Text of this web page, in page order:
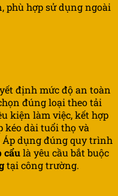
phù hợp sử dụng ngoài
định mức độ an toàn
đúng loại theo tải
kiện làm việc, kết hợp
kéo dài tuổi thọ và
dụng đúng quy trình
cẩulà yêu cầu bắt buộc
tại công trường.